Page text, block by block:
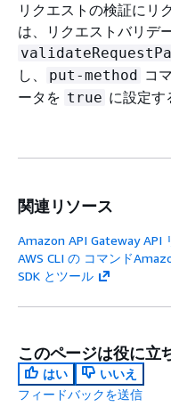
リクエストの検証にリ
は、リクエストバリデ
し、
put-method コ
ータを true に設定す
関連リソース
Amazon API Gateway API
AWS CLI の コマンド
SDK とツール
このページは役に立
はい
いいえ
フィードバックを送信